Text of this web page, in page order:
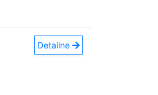
Detailne